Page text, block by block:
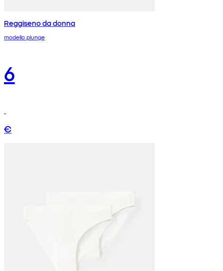
Reggiseno da donna
modello plunge
6
€